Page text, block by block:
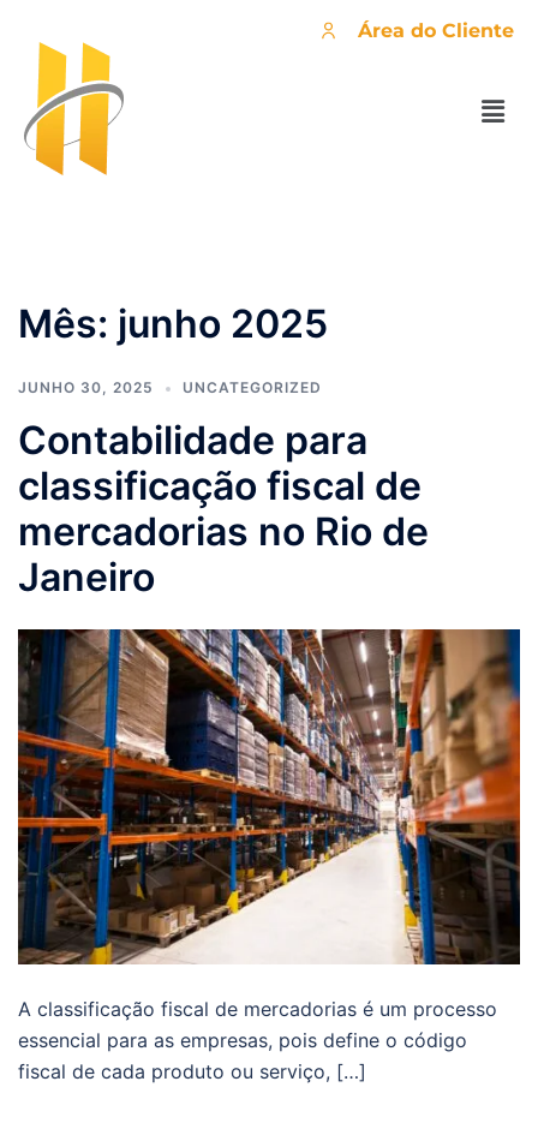
Área do Cliente
Mês: junho 2025
JUNHO 30, 2025 UNCATEGORIZED
Contabilidade para
classificação fiscal de
mercadorias no Rio de
Janeiro
A classificação fiscal de mercadorias é um processo
essencial para as empresas, pois define o código
fiscal de cada produto ou serviço, […]